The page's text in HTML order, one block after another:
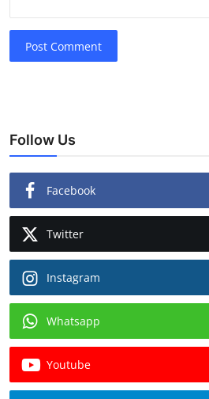
Post Comment
Follow Us
Facebook
Twitter
Instagram
Whatsapp
Youtube